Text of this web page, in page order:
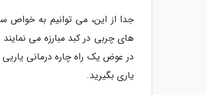
جدا از این، می توانیم به خواص
های چربی در کبد مبارزه می
در عوض یک راه چاره درمانی
یاری بگیرید.